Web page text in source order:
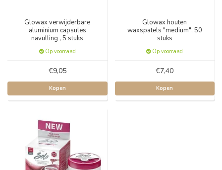
Glowax verwijderbare
aluminium capsules
navulling , 5 stuks
Op voorraad
€9,05
Kopen
Glowax houten
waxspatels "medium", 50
stuks
Op voorraad
€7,40
Kopen